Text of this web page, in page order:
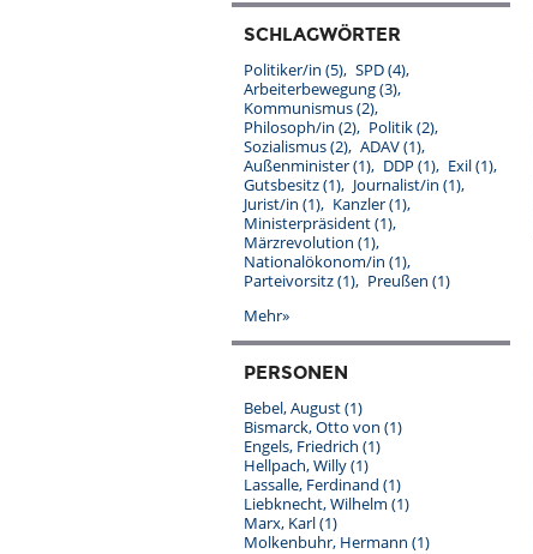
SCHLAGWÖRTER
Politiker/in (5) SPD(4)
Arbeiterbewegung(3)
Kommunismus(2)
Philosoph/in (2) Politik(2)
Sozialismus(2) ADAV(1)
Außenminister(1) DDP (1) Exil(1)
Gutsbesitz(1) Journalist/in (1)
Jurist/in (1) Kanzler(1)
Ministerpräsident(1)
Märzrevolution (1)
Nationalökonom/in (1)
Parteivorsitz(1) Preußen (1)
Mehr»
PERSONEN
Bebel, August(1)
Bismarck, Otto von (1)
Engels, Friedrich (1)
Hellpach, Willy(1)
Lassalle, Ferdinand (1)
Liebknecht, Wilhelm (1)
Marx, Karl(1)
Molkenbuhr, Hermann (1)